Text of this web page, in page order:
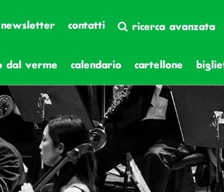
newsletter contatti ricerca avanzata
dal verme calendario cartellone